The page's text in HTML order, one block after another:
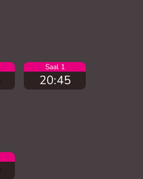
Saal 1
20:45